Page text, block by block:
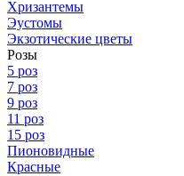
Хризантемы
Эустомы
Экзотические цветы
Розы
5 роз
7 роз
9 роз
11 роз
15 роз
Пионовидные
Красные